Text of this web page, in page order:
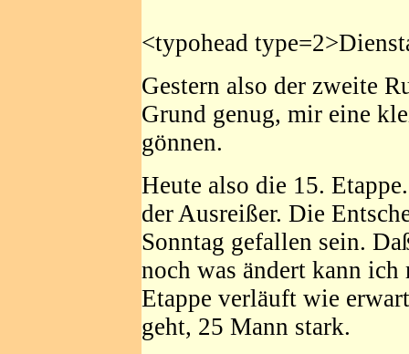
<typohead
Gestern also der zweite
Grund genug, mir eine
gönnen.
Heute also die 15.
der Ausreißer. Die
Sonntag gefallen sein.
noch was ändert kann
Etappe verläuft wie
geht, 25 Mann stark.